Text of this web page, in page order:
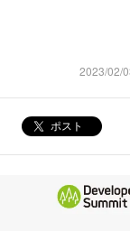
2023/02/
ポスト